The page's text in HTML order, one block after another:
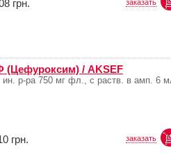
грн. заказать
/ AKSEF
ин. р-ра 750 мг фл., с раств. в амп. 6
грн. заказать